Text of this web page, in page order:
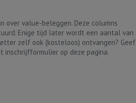
over value-beleggen. Deze columns
Enige tijd later wordt een aantal van
zelf ook (kosteloos) ontvangen? Geef
inschrijfformulier op deze pagina.